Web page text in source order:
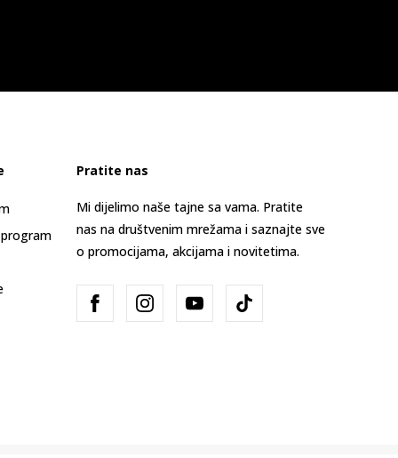
Pratite nas
Mi dijelimo naše tajne sa vama. Pratite
nas na društvenim mrežama i saznajte sve
o promocijama, akcijama i novitetima.